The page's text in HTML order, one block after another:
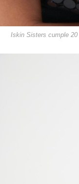
Iskin Sisters cumple 20